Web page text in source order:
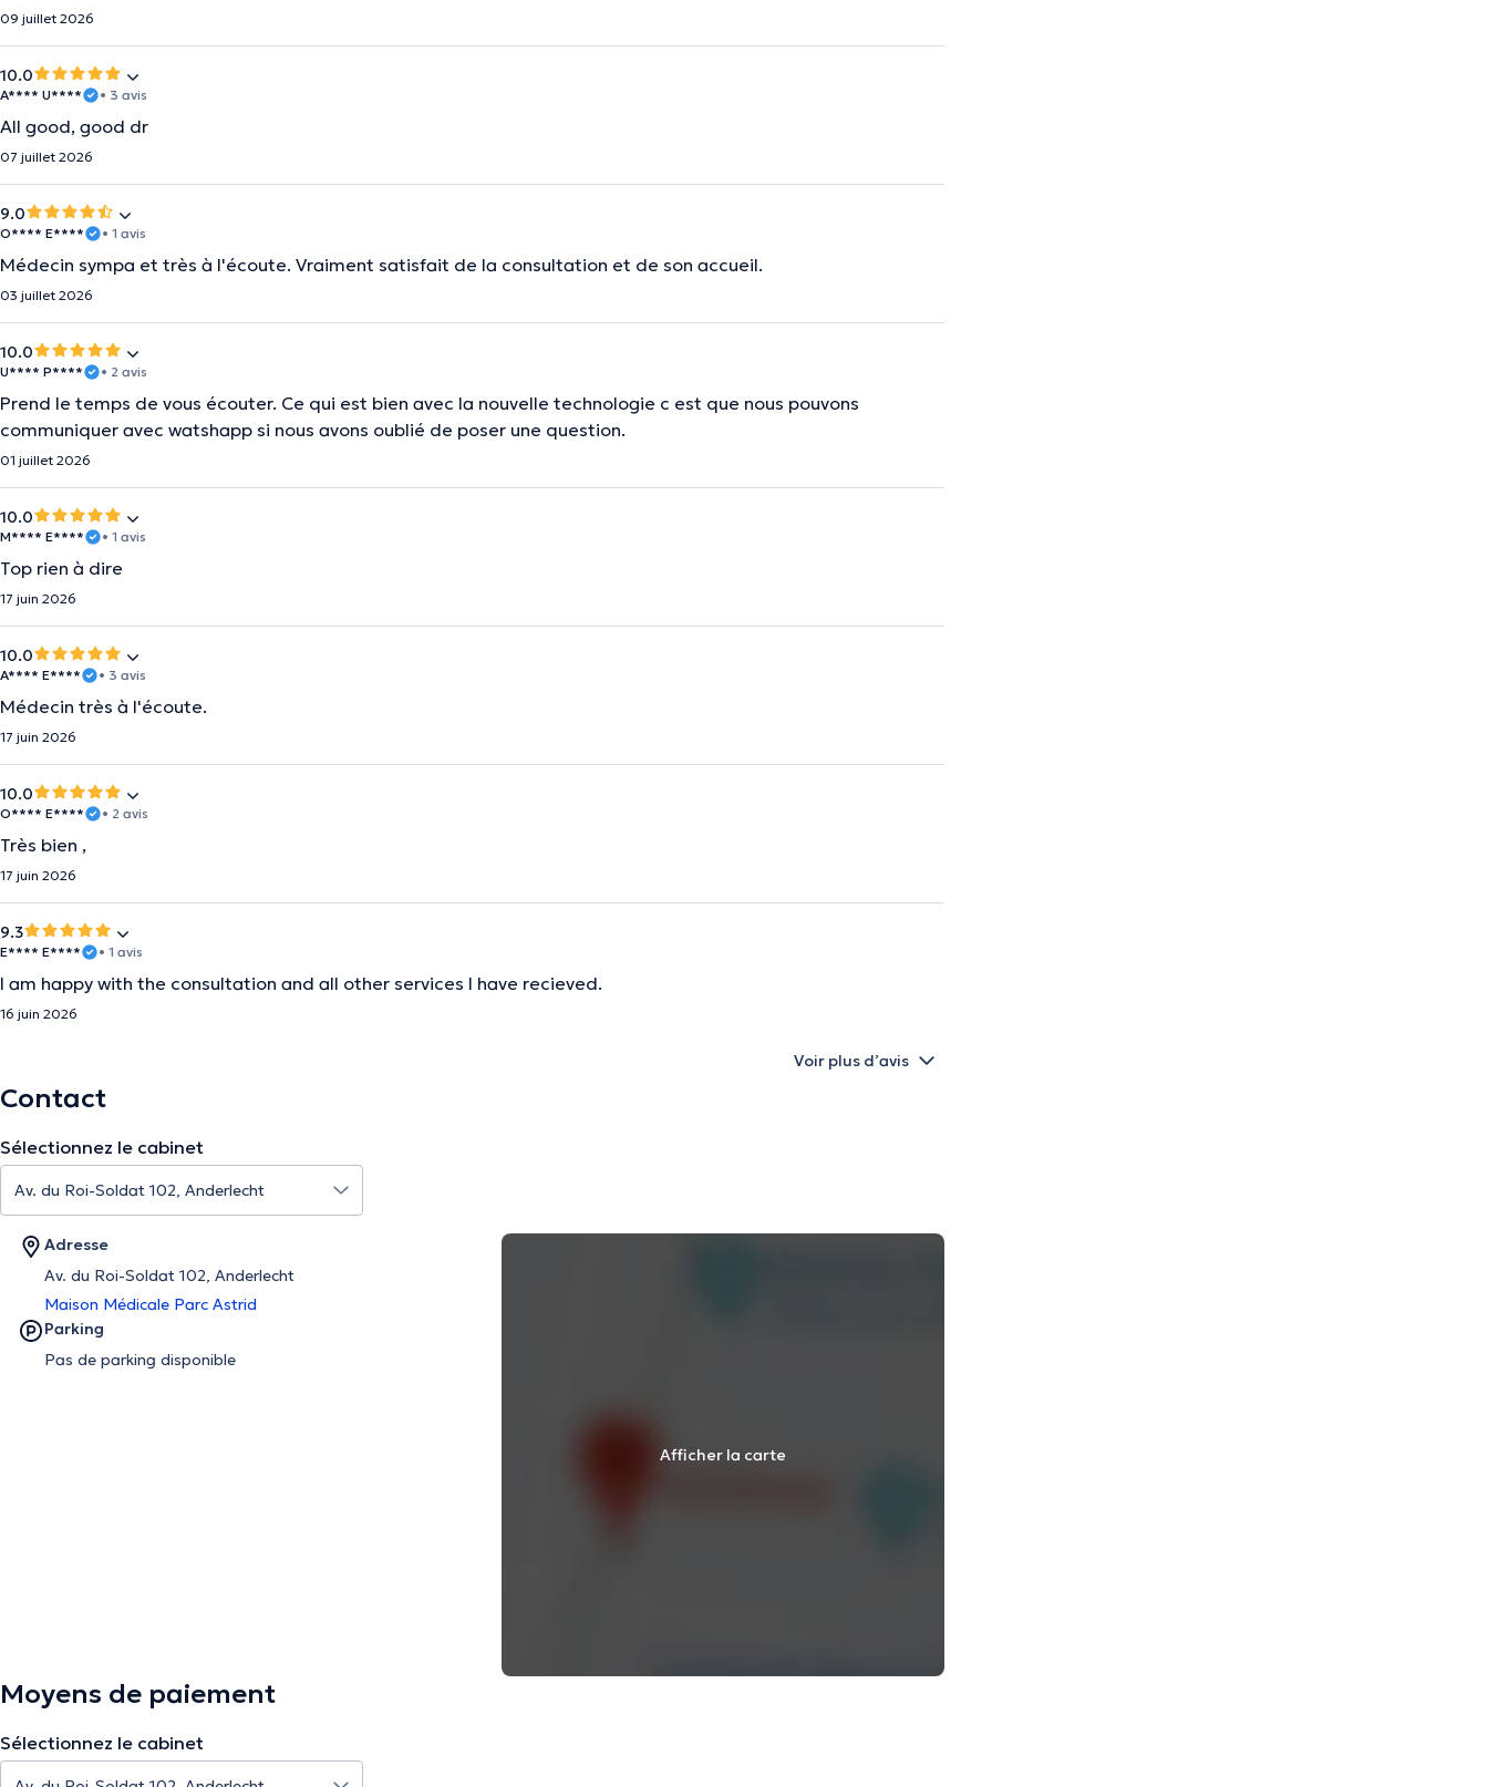
09 juillet 2026
10.0
A**** U**** • 3 avis
All good, good dr
07 juillet 2026
9.0
O**** E**** • 1 avis
Médecin sympa et très à l'écoute. Vraiment satisfait de la consultation et de son accueil.
03 juillet 2026
10.0
U**** P**** • 2 avis
Prend le temps de vous écouter. Ce qui est bien avec la nouvelle technologie c est que nous pouvons
communiquer avec watshapp si nous avons oublié de poser une question.
01 juillet 2026
10.0
M**** E**** • 1 avis
Top rien à dire
17 juin 2026
10.0
A**** E**** • 3 avis
Médecin très à l'écoute.
17 juin 2026
10.0
O**** E**** • 2 avis
Très bien ,
17 juin 2026
9.3
E**** E**** • 1 avis
I am happy with the consultation and all other services I have recieved.
16 juin 2026
Voir plus d’avis
Contact
Sélectionnez le cabinet
Adresse
Av. du Roi-Soldat 102, Anderlecht
Maison Médicale Parc Astrid
Parking
Pas de parking disponible
Afficher la carte
Moyens de paiement
Sélectionnez le cabinet